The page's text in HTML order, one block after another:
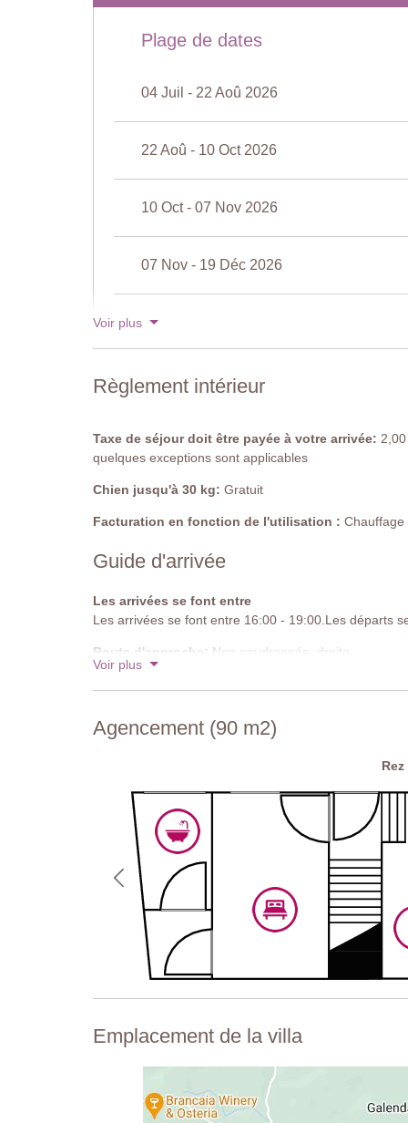
Douche, bidet, lavabo, toilettes
Piscine partagée
Longueur : 15 mètres
Profondeur : 1.5 mètres
Cloturée : Oui
Distance de la villa : 100 mètres
Surface : Gazon artificiel
Plage de dates
04 Juil - 22 Aoû 2026
22 Aoû - 10 Oct 2026
10 Oct - 07 Nov 2026
07 Nov - 19 Déc 2026
19 Déc - 02 Jan 2027
Voir les tarifs pour 2027
Voir plus
Règlement intérieur
Taxe de séjour doit être payée à votre arrivée:
quelques exceptions sont applicables
Chien jusqu'à 30 kg: Gratuit
Facturation en fonction de l'utilisation : Chauffage
Guide d'arrivée
Les arrivées se font entre
Les arrivées se font entre 16:00 - 19:00.Les départs
Route d'approche: Non goudronnée, droite
Voir plus
Agencement (90 m2)
Emplacement de la villa